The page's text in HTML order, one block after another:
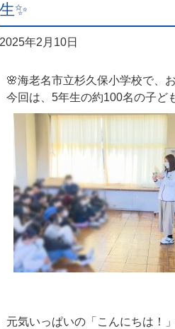
生✨
2025年2月10日
🌸海老名市立杉久保小学校で、
今回は、5年生の約100名の子ど
元気いっぱいの「こんにちは！